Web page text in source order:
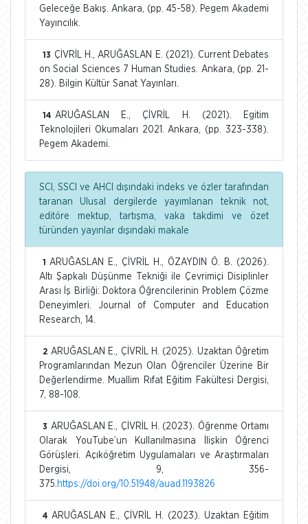
Geleceğe Bakış. Ankara, (pp. 45-58). Pegem Akademi
Yayıncılık.
13 ÇİVRİL H., ARUĞASLAN E. (2021). Current Debates
on Social Sciences 7 Human Studies. Ankara, (pp. 21-
28). Bilgin Kültür Sanat Yayınları.
14 ARUĞASLAN E., ÇİVRİL H. (2021). Egitim
Teknolojileri Okumaları 2021. Ankara, (pp. 323-338).
Pegem Akademi.
SCI, SSCI ve AHCI dışındaki indeks ve özler tarafından
taranan Ulusal dergilerde yayımlanan teknik not,
editöre mektup, tartışma, vaka takdimi ve özet
türünden yayınlar dışındaki makale
1
ARUĞASLAN E., ÇİVRİL H., ÖZAYDIN Ö. B. (2026).
Altı Şapkalı Düşünme Tekniği ile Çevrimiçi Disiplinler
Arası İş Birliği: Doktora Öğrencilerinin Problem Çözme
Deneyimleri. Journal of Computer and Education
Research, 14.
2 ARUĞASLAN E., ÇİVRİL H. (2025). Uzaktan Öğretim
Programlarından Mezun Olan Öğrenciler Üzerine Bir
Değerlendirme. Muallim Rıfat Eğitim Fakültesi Dergisi,
7, 88-108.
3 ARUĞASLAN E., ÇİVRİL H. (2023). Öğrenme Ortamı
Olarak YouTube’un Kullanılmasına İlişkin Öğrenci
Görüşleri. Açıköğretim Uygulamaları ve Araştırmaları
Dergisi, 9, 356-
375. https://doi.org/10.51948/auad.1193826
4 ARUĞASLAN E., ÇİVRİL H. (2023). Uzaktan Eğitim